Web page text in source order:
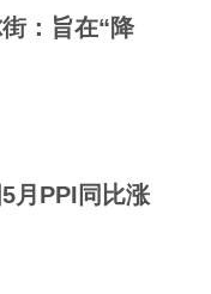
：旨在“降
月PPI同比涨